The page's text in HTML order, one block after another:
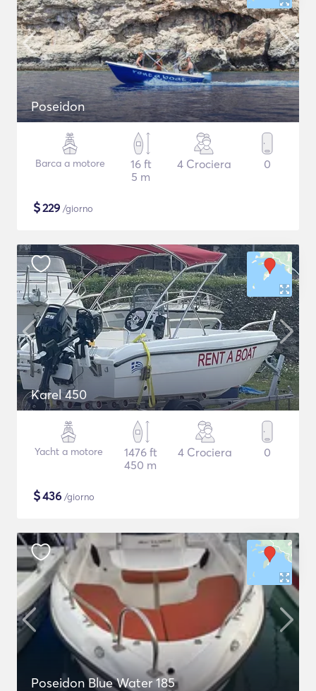
Poseidon
Barca a motore
16 ft
5 m
4 Crociera 0
$229 /giorno
Karel 450
Yacht a motore
1476 ft
450 m
4 Crociera 0
$436 /giorno
Poseidon Blue Water 185